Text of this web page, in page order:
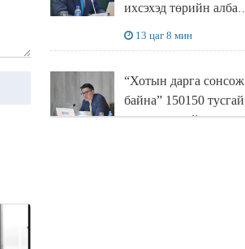
ихсэхэд төрийн албан
13 цаг 8 мин
“Хотын дарга сонсож
байна” 150150 тусгай
дугаарыг наймдугаар